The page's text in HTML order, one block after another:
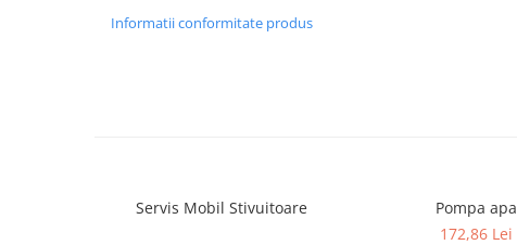
Informatii conformitate produs
Servis Mobil Stivuitoare
Pompa apa
172,86 Lei